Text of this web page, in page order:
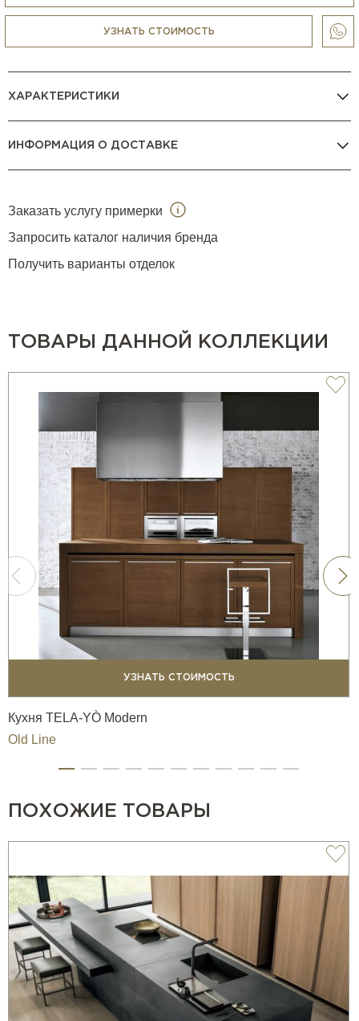
кофемашины, холодильники, блендеры, измельчители,
микроволновки, пароварки и др.) любых брендов, в том
числеV Zug,Gaggenau,La Cornue,Smeg,BORKи др.
УЗНАТЬ СТОИМОСТЬ
ХАРАКТЕРИСТИКИ
ИНФОРМАЦИЯ О ДОСТАВКЕ
Заказать услугу примерки
Запросить каталог наличия бренда
Получить варианты отделок
ТОВАРЫ ДАННОЙ КОЛЛЕКЦИИ
УЗНАТЬ СТОИМОСТЬ
Кухня TELA-YÒ Modern
Old Line
ПОХОЖИЕ ТОВАРЫ